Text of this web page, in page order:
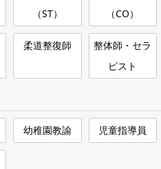
（ST）
（CO）
柔道整復師
整体師・セラ
ピスト
幼稚園教諭 児童指導員